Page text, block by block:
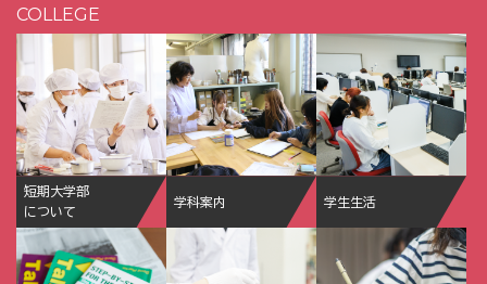
COLLEGE
短期大学部
について
学科案内 学生生活